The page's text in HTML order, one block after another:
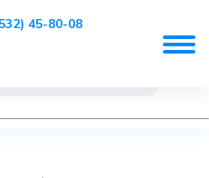
45-80-08